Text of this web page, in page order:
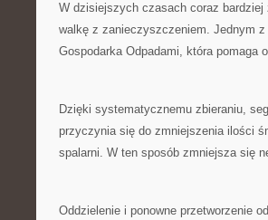
W dzisiejszych‍ czasach coraz bardziej
walkę z zanieczyszczeniem. Jednym
Gospodarka Odpadami, która
Dzięki ​systematycznemu zbieraniu,
przyczynia ‍się do zmniejszenia⁤ ilości
‌spalarni. W ten sposób zmniejsza się
Oddzielenie i ⁢ponowne przetworzenie